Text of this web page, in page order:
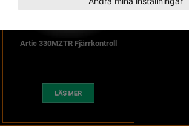
Artic 330MZTR Fjärrkontroll